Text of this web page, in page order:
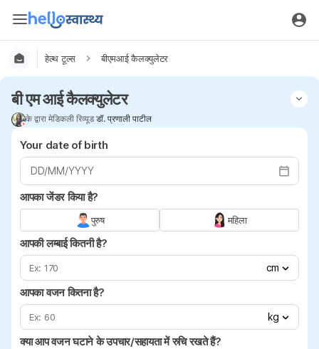
हेल्थ टूल्स बीएमआई कैलक्युलेटर
बी एम आई कैलक्युलेटर
के द्वारा मेडिकली रिव्यूडडॉ. प्रणाली पाटील
Your date of birth
DD/MM/YYYY
आपका जेंडर किया है?
पुरुष महिला
आपकी लम्बाई कितनी है?
cm
आपका वजन कितना है?
kg
क्या आप वजन घटाने के उपचार/सहायता में रुचि रखते हैं?